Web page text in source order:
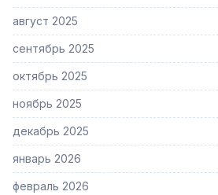
август 2025
сентябрь 2025
октябрь 2025
ноябрь 2025
декабрь 2025
январь 2026
февраль 2026